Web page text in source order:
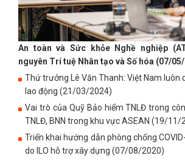
An toàn và Sức khỏe Nghề nghiệp
nguyên Trí tuệ Nhân tạo và Số hóa (07/
Thứ trưởng Lê Văn Thanh: Việt Nam luôn
lao động (21/03/2024)
Vai trò của Quỹ Bảo hiểm TNLĐ trong
TNLĐ, BNN trong khu vực ASEAN (19/11/
Triển khai hướng dẫn phòng chống
do ILO hỗ trợ xây dựng (07/08/2020)